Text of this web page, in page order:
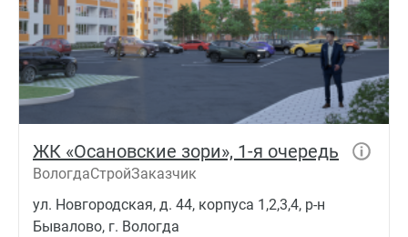
ЖК «Осановские зори», 1-я очередь
ВологдаСтройЗаказчик
ул. Новгородская, д. 44, корпуса 1,2,3,4, р-н
Бывалово, г. Вологда